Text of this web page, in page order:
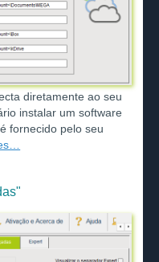
diretamente ao seu
instalar um software
fornecido pelo seu